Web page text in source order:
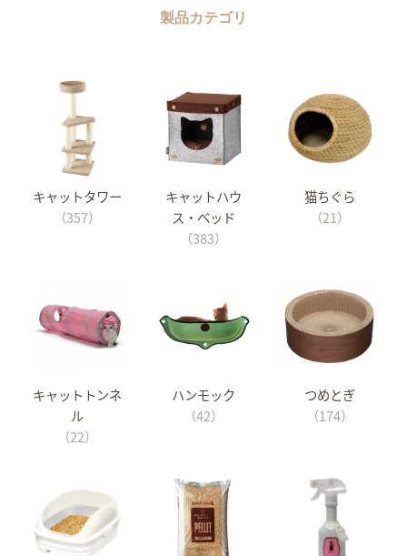
製品カテゴリ
キャットタワー
（357）
キャットハウ
ス・ベッド
（383）
猫ちぐら
（21）
キャットトンネ
ル
（22）
ハンモック
（42）
つめとぎ
（174）